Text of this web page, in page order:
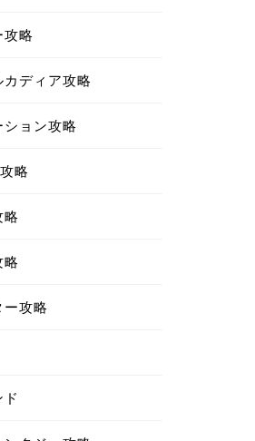
攻略
カディア攻略
ション攻略
略
略
略
ー攻略